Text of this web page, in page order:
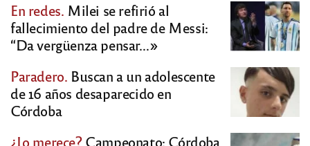
En redes. Milei se refirió al
fallecimiento del padre de Messi:
“Da vergüenza pensar…»
Paradero. Buscan a un adolescente
de 16 años desaparecido en
Córdoba
¿Lo merece?Campeonato: Córdoba